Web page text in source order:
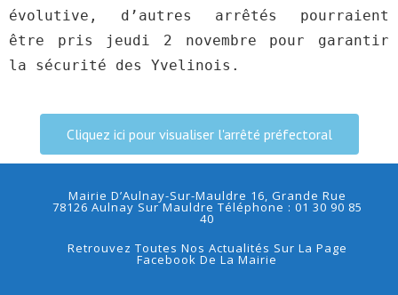
évolutive, d’autres arrêtés pourraient
être pris jeudi 2 novembre pour garantir
la sécurité des Yvelinois.
Cliquez ici pour visualiser l'arrêté préfectoral
Mairie D’Aulnay-Sur-Mauldre 16, Grande Rue
78126 Aulnay Sur Mauldre Téléphone : 01 30 90 85
40
Retrouvez Toutes Nos Actualités Sur La Page
Facebook De La Mairie